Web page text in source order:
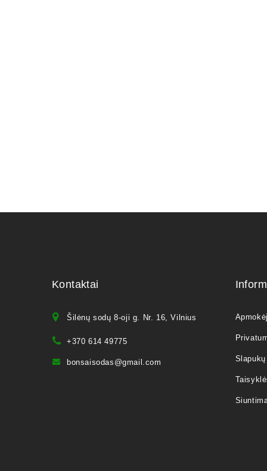
Kontaktai
Šilėnų sodų 8-oji g. Nr. 16, Vilnius
+370 614 49775
bonsaisodas@gmail.com